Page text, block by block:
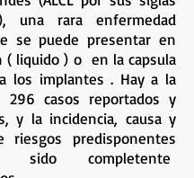
una rara enfermedad
se puede presentar en
( liquido ) o en la capsula
los implantes . Hay a la
296 casos reportados y
y la incidencia, causa y
riesgos predisponentes
completente